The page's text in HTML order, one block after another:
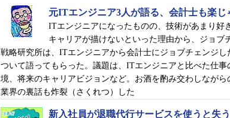
元ITエンジニア3人が語る、会計士も楽じ
ITエンジニアになったものの、技術があまり好
キャリアが描けないといった理由から、ジョ
戦略研究所は、ITエンジニアから会計士にジョブチェンジ
ついて語ってもらった。議題は、ITエンジニアと比べた仕
境、将来のキャリアビジョンなど。お酒を酌み交わしなが
業界の裏話も炸裂（さくれつ）した
新入社員が退職代行サービスを使うと失